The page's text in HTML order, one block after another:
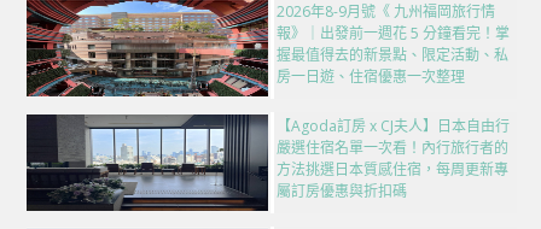
2026年8-9月號《 九州福岡旅行情
報》｜出發前一週花 5 分鐘看完！掌
握最值得去的新景點、限定活動、私
房一日遊、住宿優惠一次整理
【Agoda訂房 x CJ夫人】日本自由行
嚴選住宿名單一次看！內行旅行者的
方法挑選日本質感住宿，每周更新專
屬訂房優惠與折扣碼